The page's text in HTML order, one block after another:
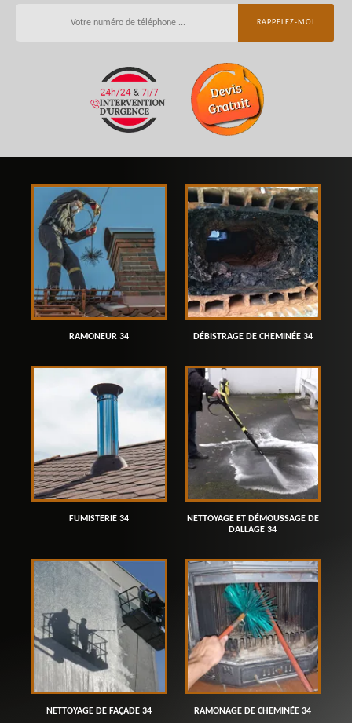
RAMONEUR 34 DÉBISTRAGE DE CHEMINÉE 34
FUMISTERIE 34
NETTOYAGE ET DÉMOUSSAGE DE
DALLAGE 34
NETTOYAGE DE FAÇADE 34 RAMONAGE DE CHEMINÉE 34